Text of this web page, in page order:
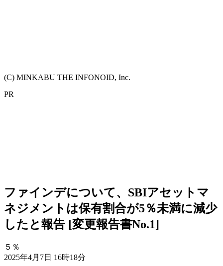
(C) MINKABU THE INFONOID, Inc.
PR
ファインデについて、SBIアセットマ
ネジメントは保有割合が5％未満に減少
したと報告 [変更報告書No.1]
５％
2025年4月7日 16時18分